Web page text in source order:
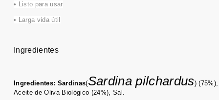
• Listo para usar
• Larga vida útil
Ingredientes
Ingredientes: Sardinas(Sardina pilchardus) (75%),
Aceite de Oliva Biológico (24%), Sal .